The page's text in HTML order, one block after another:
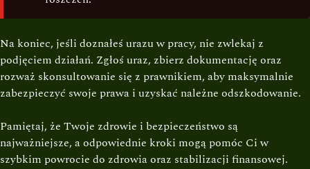
Na koniec, jeśli doznałeś urazu w pracy, nie zwlekaj z
podjęciem działań. Zgłoś uraz, zbierz dokumentację oraz
rozważ skonsultowanie się z prawnikiem, aby maksymalnie
zabezpieczyć swoje prawa i uzyskać należne odszkodowanie.
Pamiętaj, że Twoje zdrowie i bezpieczeństwo są
najważniejsze, a odpowiednie kroki mogą pomóc Ci w
szybkim powrocie do zdrowia oraz stabilizacji finansowej.